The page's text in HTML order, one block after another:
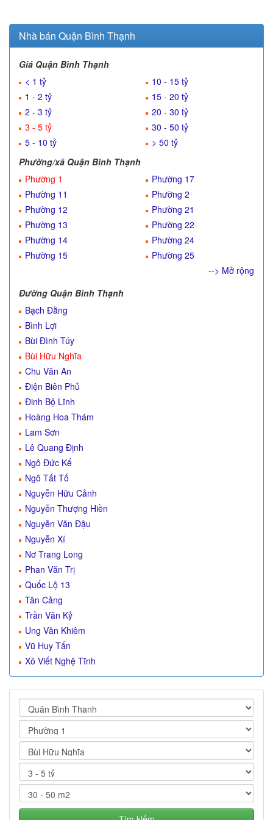
Nhà bán Quận Bình Thạnh
Giá Quận Bình Thạnh
< 1 tỷ
1 - 2 tỷ
2 - 3 tỷ
3 - 5 tỷ
5 - 10 tỷ
10 - 15 tỷ
15 - 20 tỷ
20 - 30 tỷ
30 - 50 tỷ
> 50 tỷ
Phường/xã Quận Bình Thạnh
Phường 1
Phường 11
Phường 12
Phường 13
Phường 14
Phường 15
Phường 17
Phường 2
Phường 21
Phường 22
Phường 24
Phường 25
--> Mở rộng
Đường Quận Bình Thạnh
Bạch Đằng
Bình Lợi
Bùi Đình Túy
Bùi Hữu Nghĩa
Chu Văn An
Điện Biên Phủ
Đinh Bộ Lĩnh
Hoàng Hoa Thám
Lam Sơn
Lê Quang Định
Ngô Đức Kế
Ngô Tất Tố
Nguyễn Hữu Cảnh
Nguyễn Thượng Hiền
Nguyễn Văn Đậu
Nguyễn Xí
Nơ Trang Long
Phan Văn Trị
Quốc Lộ 13
Tân Cảng
Trần Văn Kỷ
Ung Văn Khiêm
Vũ Huy Tấn
Xô Viết Nghệ Tĩnh